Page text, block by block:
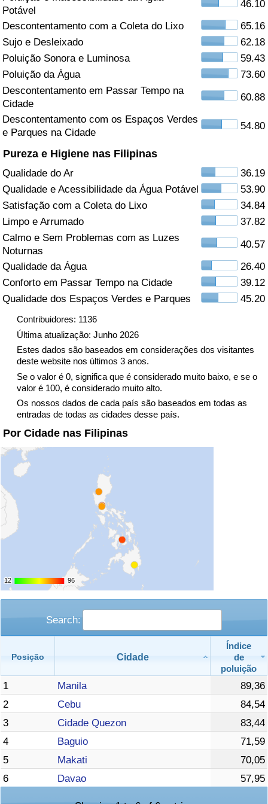
Potável
46.10
Descontentamento com a Coleta do Lixo
65.16
Sujo e Desleixado
62.18
Poluição Sonora e Luminosa
59.43
Poluição da Água
73.60
Descontentamento em Passar Tempo na
Cidade
60.88
Descontentamento com os Espaços Verdes
e Parques na Cidade
54.80
Pureza e Higiene nas Filipinas
Qualidade do Ar
36.19
Qualidade e Acessibilidade da Água Potável
53.90
Satisfação com a Coleta do Lixo
34.84
Limpo e Arrumado
37.82
Calmo e Sem Problemas com as Luzes
Noturnas
40.57
Qualidade da Água
26.40
Conforto em Passar Tempo na Cidade
39.12
Qualidade dos Espaços Verdes e Parques
45.20
Contribuidores: 1136
Última atualização: Junho 2026
Estes dados são baseados em considerações dos visitantes
deste website nos últimos 3 anos.
Se o valor é 0, significa que é considerado muito baixo, e se o
valor é 100, é considerado muito alto.
Os nossos dados de cada país são baseados em todas as
entradas de todas as cidades desse país.
Por Cidade nas Filipinas
12
12 96
96
Search:
Posição Cidade
Índice
de
poluição
1 Manila
89,36
2
Cebu
84,54
3
Cidade Quezon
83,44
4
Baguio
71,59
5
Makati
70,05
6
Davao 57,95
Saúde
Indicador de Saúde (Atual)
Indicador de Saúde
Indicador de Saúde por País
Indicador de Poluição (Atual)
Índice de poluição
Indicador de Poluição por País
Trânsito
Indicador de Trânsito
Indicador de Trânsito (Atual)
Indicador de Trânsito por País